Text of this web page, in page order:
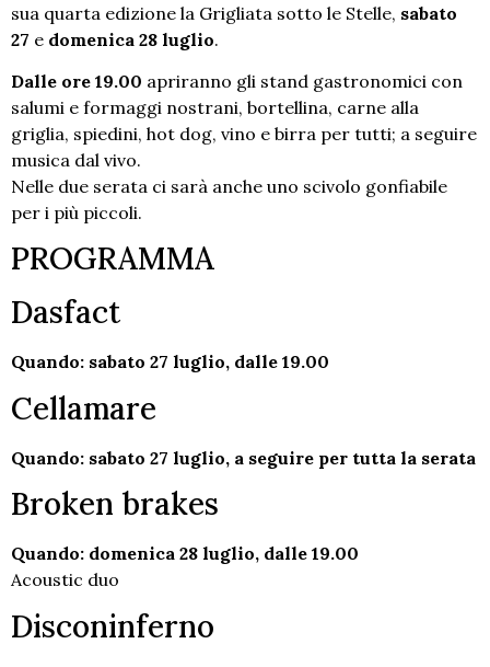
sua quarta edizione la Grigliata sotto le Stelle, sabato
27 e domenica 28 luglio.
Dalle ore 19.00 apriranno gli stand gastronomici con
salumi e formaggi nostrani, bortellina, carne alla
griglia, spiedini, hot dog, vino e birra per tutti; a seguire
musica dal vivo.
Nelle due serata ci sarà anche uno scivolo gonfiabile
per i più piccoli.
PROGRAMMA
Dasfact
Quando: sabato 27 luglio, dalle 19.00
Cellamare
Quando: sabato 27 luglio, a seguire per tutta la serata
Broken brakes
Quando: domenica 28 luglio, dalle 19.00
Acoustic duo
Disconinferno